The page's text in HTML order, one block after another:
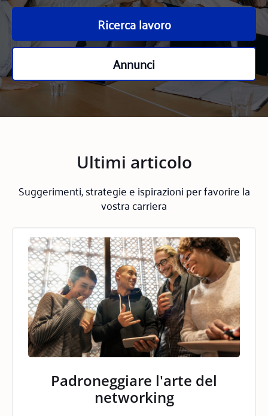
Ricerca lavoro
Annunci
Ultimi articolo
Suggerimenti, strategie e ispirazioni per favorire la
vostra carriera
Padroneggiare l'arte del
networking